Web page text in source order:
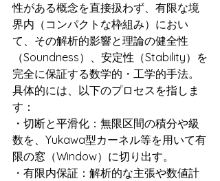
性がある概念を直接扱わず、有限な境
界内（コンパクトな枠組み）におい
て、その解析的影響と理論の健全性
（Soundness）、安定性（Stability）を
完全に保証する数学的・工学的手法。
具体的には、以下のプロセスを指しま
す：
・切断と平滑化：無限区間の積分や級
数を、Yukawa型カーネル等を用いて有
限の窓（Window）に切り出す。
・有限内保証：解析的な主張や数値計